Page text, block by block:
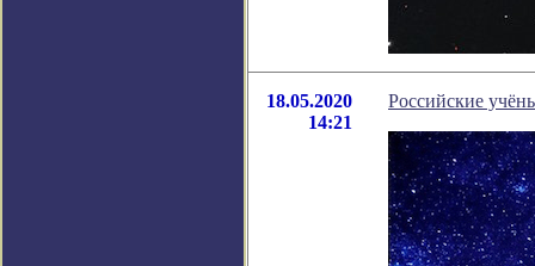
18.05.2020
14:21
Российские